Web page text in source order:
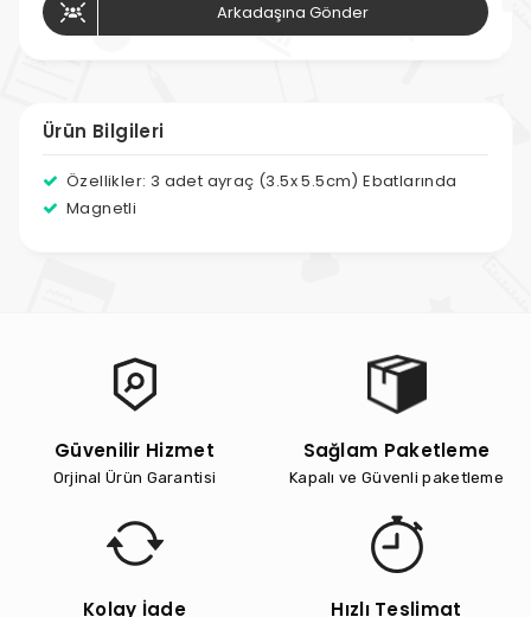
Arkadaşına Gönder
Ürün Bilgileri
Özellikler: 3 adet ayraç (3.5x 5.5cm) Ebatlarında
Magnetli
Güvenilir Hizmet
Orjinal Ürün Garantisi
Sağlam Paketleme
Kapalı ve Güvenli paketleme
Kolay İade Hızlı Teslimat